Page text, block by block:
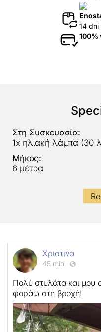
14 dni
100%
Στη Συσκευασία:
1x ηλιακή λάμπα (30
Μήκος:
6 μέτρα
Χριστινα
45 min ·
Πολύ στυλάτα και μου
φοράω στη βροχή!